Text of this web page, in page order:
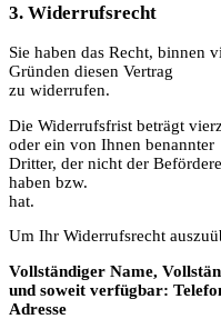
3. Widerrufsrecht
Sie haben das Recht, binnen
Gründen diesen Vertrag
zu widerrufen.
Die Widerrufsfrist beträgt
oder ein von Ihnen benannter
Dritter, der nicht der
haben bzw.
hat.
Um Ihr Widerrufsrecht
Vollständiger Name,
und soweit verfügbar:
Adresse